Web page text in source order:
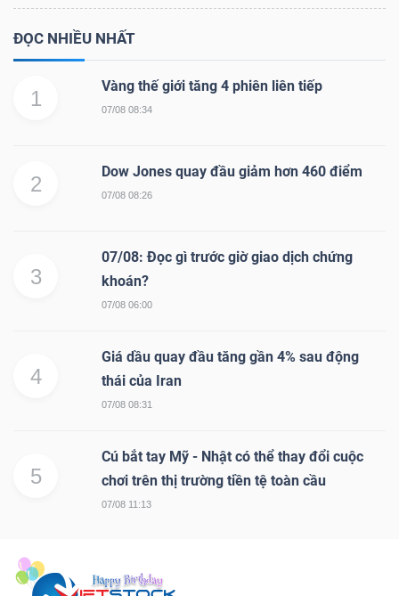
ĐỌC NHIỀU NHẤT
1
Vàng thế giới tăng 4 phiên liên tiếp
07/08 08:34
2
Dow Jones quay đầu giảm hơn 460 điểm
07/08 08:26
3
07/08: Đọc gì trước giờ giao dịch chứng
khoán?
07/08 06:00
4
Giá dầu quay đầu tăng gần 4% sau động
thái của Iran
07/08 08:31
5
Cú bắt tay Mỹ - Nhật có thể thay đổi cuộc
chơi trên thị trường tiền tệ toàn cầu
07/08 11:13